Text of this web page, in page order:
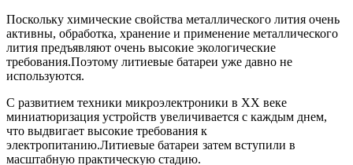
Поскольку химические свойства металлического лития очень
активны, обработка, хранение и применение металлического
лития предъявляют очень высокие экологические
требования.Поэтому литиевые батареи уже давно не
используются.
С развитием техники микроэлектроники в ХХ веке
миниатюризация устройств увеличивается с каждым днем,
что выдвигает высокие требования к
электропитанию.Литиевые батареи затем вступили в
масштабную практическую стадию.